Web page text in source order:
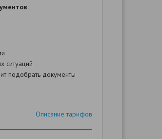
заявление
сможете после оплаты!
ситуаций
подобрать документы
Описание тарифов